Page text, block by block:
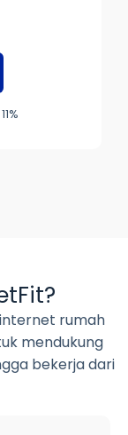
rumah
mendukung
bekerja dari